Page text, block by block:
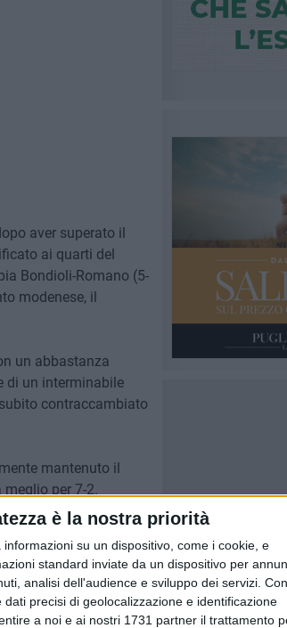
è la nostra priorità
su un dispositivo, come i cookie, e
standard inviate da un dispositivo per
analisi dell'audience e sviluppo dei servizi.
precisi di geolocalizzazione e identificazione
a noi e ai nostri 1731 partner il trattamento
aver superato il
ai quarti del
Bondioli-Romano (5-
modenese, il
un abbastanza
di un interminabile
contraccambiato
mantenuto il
per 7-2.
Stefano
se la vedranno
argentino Federico